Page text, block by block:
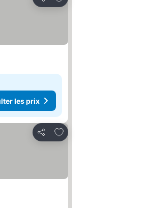
Partager
les prix
Partager
Ajouter à mes favoris